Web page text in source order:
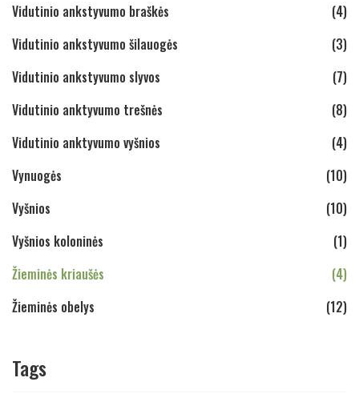
Vidutinio ankstyvumo braškės
(4)
Vidutinio ankstyvumo šilauogės
(3)
Vidutinio ankstyvumo slyvos
(7)
Vidutinio anktyvumo trešnės
(8)
Vidutinio anktyvumo vyšnios
(4)
Vynuogės
(10)
Vyšnios
(10)
Vyšnios koloninės
(1)
Žieminės kriaušės
(4)
Žieminės obelys
(12)
Tags